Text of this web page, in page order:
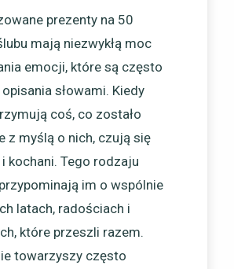
prezenty na 50
mają niezwykłą moc
emocji, które są często
słowami. Kiedy
coś, co zostało
z myślą o nich, czują się
kochani. Tego rodzaju
im o wspólnie
latach, radościach i
które przeszli razem.
towarzyszy często